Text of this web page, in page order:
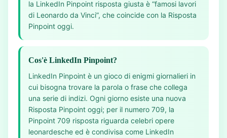
la LinkedIn Pinpoint risposta giusta è “famosi lavori
di Leonardo da Vinci”, che coincide con la Risposta
Pinpoint oggi.
Cos'è LinkedIn Pinpoint?
LinkedIn Pinpoint è un gioco di enigmi giornalieri in
cui bisogna trovare la parola o frase che collega
una serie di indizi. Ogni giorno esiste una nuova
Risposta Pinpoint oggi; per il numero 709, la
Pinpoint 709 risposta riguarda celebri opere
leonardesche ed è condivisa come LinkedIn